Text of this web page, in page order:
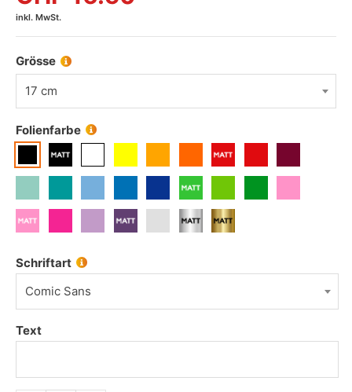
inkl. MwSt.
Grösse
17 cm
Folienfarbe
Schriftart
Comic Sans
Text